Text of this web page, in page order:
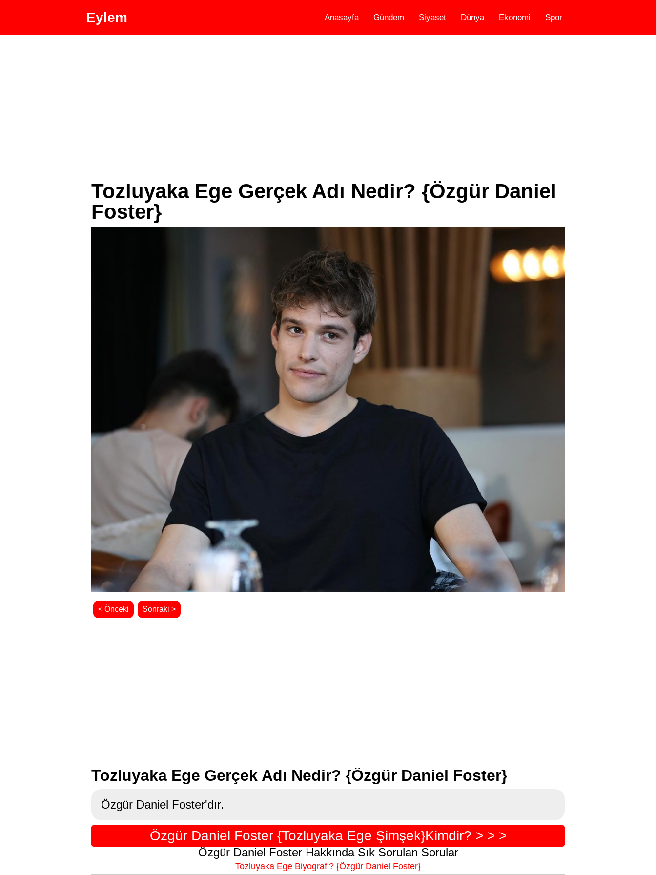
Eylem Anasayfa Gündem Siyaset Dünya Ekonomi Spor
Tozluyaka Ege Gerçek Adı Nedir? {Özgür Daniel
Foster}
< Önceki Sonraki >
Tozluyaka Ege Gerçek Adı Nedir? {Özgür Daniel Foster}
Özgür Daniel Foster'dır.
Özgür Daniel Foster {Tozluyaka Ege Şimşek}Kimdir? > > >
Özgür Daniel Foster Hakkında Sık Sorulan Sorular
Tozluyaka Ege Biyografi? {Özgür Daniel Foster}